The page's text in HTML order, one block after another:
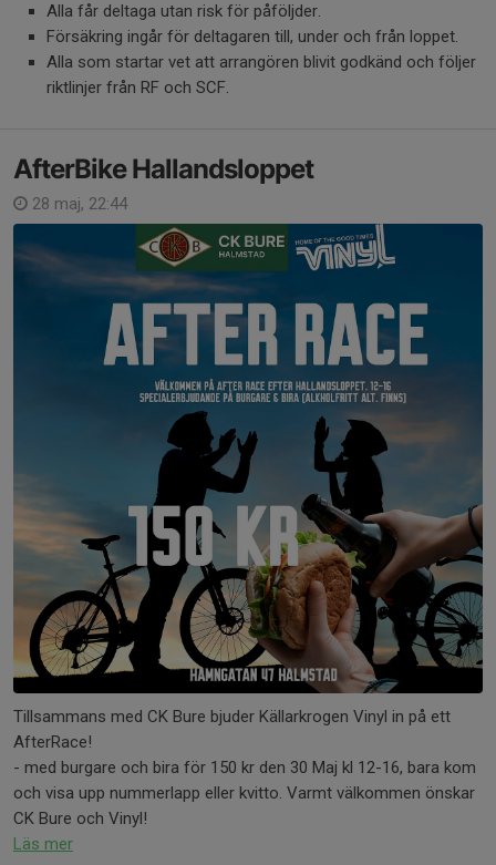
Alla får deltaga utan risk för påföljder.
Försäkring ingår för deltagaren till, under och från loppet.
Alla som startar vet att arrangören blivit godkänd och följer
riktlinjer från RF och SCF.
AfterBike Hallandsloppet
28 maj, 22:44
Tillsammans med CK Bure bjuder Källarkrogen Vinyl in på ett
AfterRace!
- med burgare och bira för 150 kr den 30 Maj kl 12-16, bara kom
och visa upp nummerlapp eller kvitto. Varmt välkommen önskar
CK Bure och Vinyl!
Läs mer